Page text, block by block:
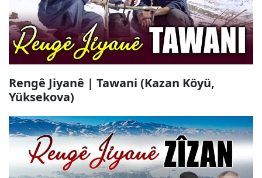
Rengê Jiyanê | Tawani (Kazan Köyü,
Yüksekova)